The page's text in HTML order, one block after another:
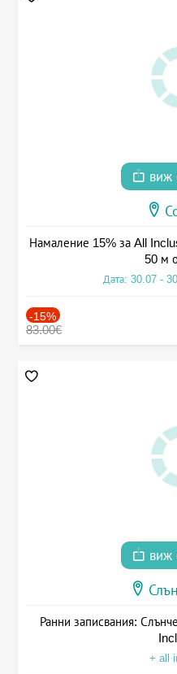
виж
Намаление 15% за All
50 м
Дата: 30.07 -
-15%
83.00€
виж
Ранни записвания:
+ all